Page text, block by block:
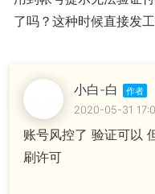
了吗？这种时候直接发
小白-白
2020-05-31
账号风控了 验证可以
刷许可